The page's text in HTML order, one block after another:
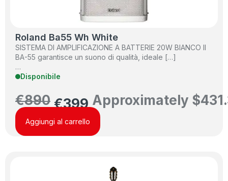
Roland Ba55 Wh White
SISTEMA DI AMPLIFICAZIONE A BATTERIE 20W BIANCO Il
BA-55 garantisce un suono di qualità, ideale […]
…
Disponibile
€890 €399 Approximately $
Aggiungi al carrello